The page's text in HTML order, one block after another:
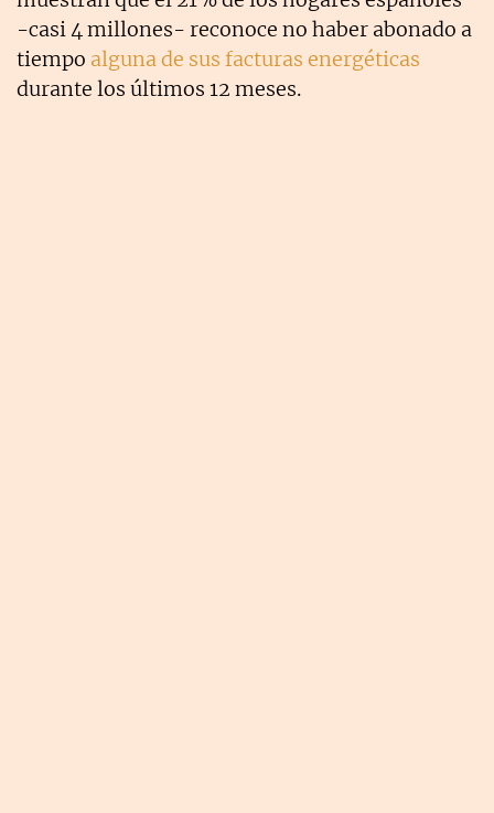
-casi 4 millones- reconoce no haber abonado a
tiempo alguna de sus facturas energéticas
durante los últimos 12 meses.